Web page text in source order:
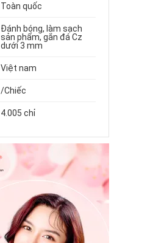
Toàn quốc
Đánh bóng, làm sạch
sản phẩm, gắn đá Cz
dưới 3 mm
Việt nam
/Chiếc
4.005 chỉ